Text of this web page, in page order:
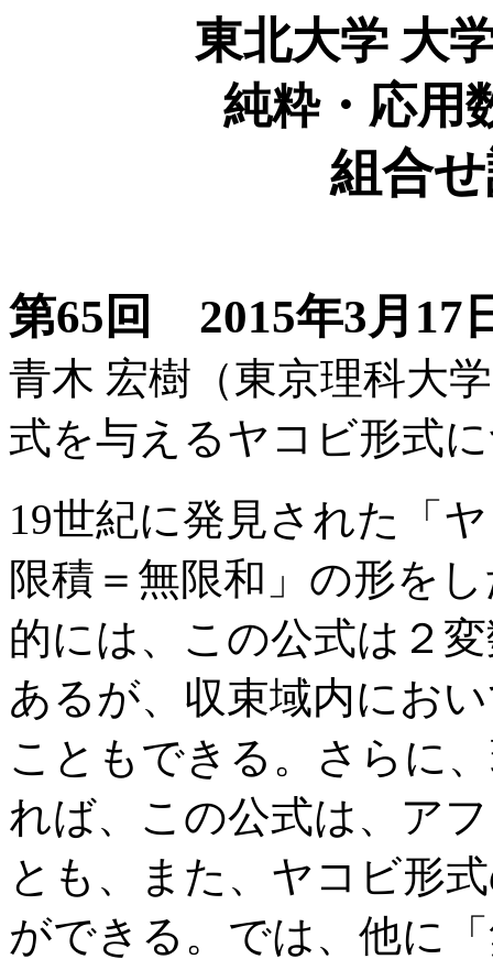
東北大学 大
純粋・応用
組合
第65回 2015年3月17
青木 宏樹（東京理科大
式を与えるヤコビ形式
19世紀に発見された「
限積＝無限和」の形を
的には、この公式は２
あるが、収束域内にお
こともできる。さらに
れば、この公式は、ア
とも、また、ヤコビ形
ができる。では、他に